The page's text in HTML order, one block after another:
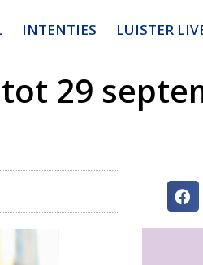
INTENTIES LUISTER
29